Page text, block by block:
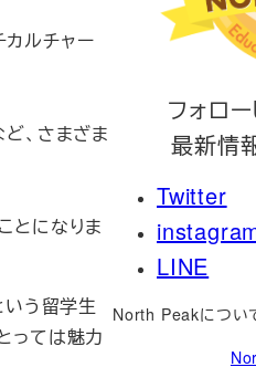
ルチャー
、さまざま
とになりま
いう留学生
っては魅力
フォロ
最新情
Twitter
LINE
North Peakについ